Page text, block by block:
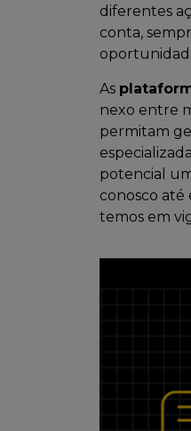
diferentes
conta,
As
nexo entre
permitam
potencial
conosco
temos em